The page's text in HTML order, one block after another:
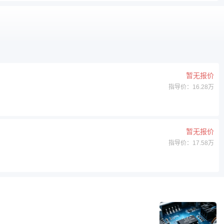
暂无报价
指导价：16.28万
暂无报价
指导价：17.58万